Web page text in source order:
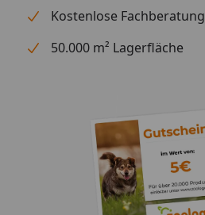
Kostenlose Fachberatung
50.000 m² Lagerfläche